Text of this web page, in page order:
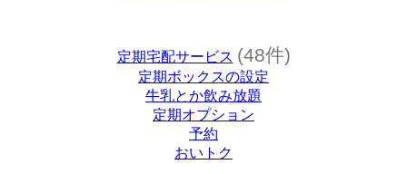
定期宅配サービス (48件)
定期ボックスの設定
牛乳とか飲み放題
定期オプション
予約
おいトク